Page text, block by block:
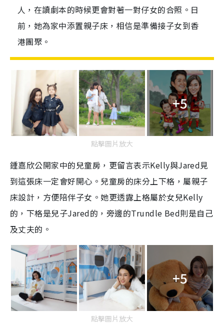
人，在讀劇本的時候更會對著一對仔女的合照。日
前，她為家中添置親子床，相信是準備接子女到香
港團聚。
+5
點擊圖片放大
鍾嘉欣公開家中的兒童房，更留言表示Kelly與Jared見
到這張床一定會好開心。兒童房的床分上下格，屬親子
床設計，方便陪伴子女。她更透露上格屬於女兒Kelly
的，下格是兒子Jared的，旁邊的Trundle Bed則是自己
及丈夫的。
+5
點擊圖片放大